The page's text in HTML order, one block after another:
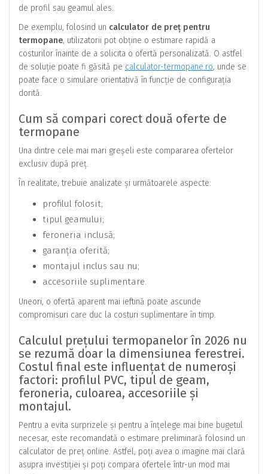
de profil sau geamul ales.
De exemplu, folosind un calculator de preț pentru
termopane, utilizatorii pot obține o estimare rapidă a
costurilor înainte de a solicita o ofertă personalizată. O astfel
de soluție poate fi găsită pe calculator-termopane.ro, unde se
poate face o simulare orientativă în funcție de configurația
dorită.
Cum să compari corect două oferte de
termopane
Una dintre cele mai mari greșeli este compararea ofertelor
exclusiv după preț.
În realitate, trebuie analizate și următoarele aspecte:
profilul folosit;
tipul geamului;
feroneria inclusă;
garanția oferită;
montajul inclus sau nu;
accesoriile suplimentare.
Uneori, o ofertă aparent mai ieftină poate ascunde
compromisuri care duc la costuri suplimentare în timp.
Calculul prețului termopanelor în 2026 nu
se rezumă doar la dimensiunea ferestrei.
Costul final este influențat de numeroși
factori: profilul PVC, tipul de geam,
feroneria, culoarea, accesoriile și
montajul.
Pentru a evita surprizele și pentru a înțelege mai bine bugetul
necesar, este recomandată o estimare preliminară folosind un
calculator de preț online. Astfel, poți avea o imagine mai clară
asupra investiției și poți compara ofertele într-un mod mai